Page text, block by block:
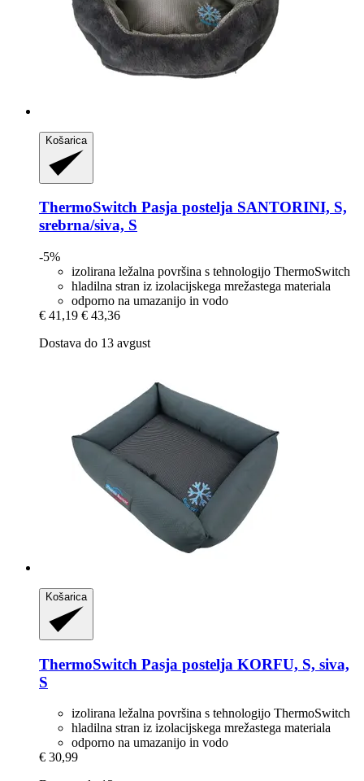
Košarica
ThermoSwitch Pasja postelja SANTORINI, S,
srebrna/siva, S
-5%
izolirana ležalna površina s tehnologijo ThermoSwitch
hladilna stran iz izolacijskega mrežastega materiala
odporno na umazanijo in vodo
€ 41,19 € 43,36
Dostava do 13 avgust
Košarica
ThermoSwitch Pasja postelja KORFU, S, siva,
S
izolirana ležalna površina s tehnologijo ThermoSwitch
hladilna stran iz izolacijskega mrežastega materiala
odporno na umazanijo in vodo
€ 30,99